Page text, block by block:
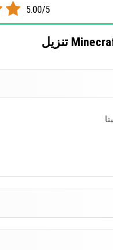
5.00/5